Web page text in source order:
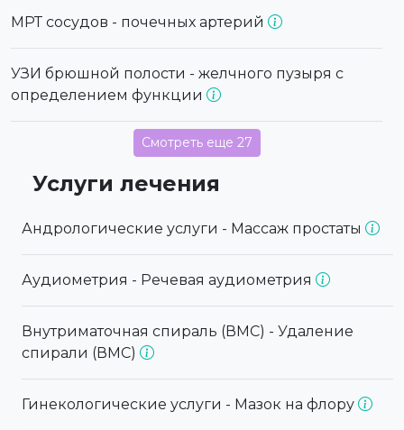
МРТ сосудов - почечных артерий
УЗИ брюшной полости - желчного пузыря с
определением функции
Смотреть еще 27
Услуги лечения
Андрологические услуги - Массаж простаты
Аудиометрия - Речевая аудиометрия
Внутриматочная спираль (ВМС) - Удаление
спирали (ВМС)
Гинекологические услуги - Мазок на флору